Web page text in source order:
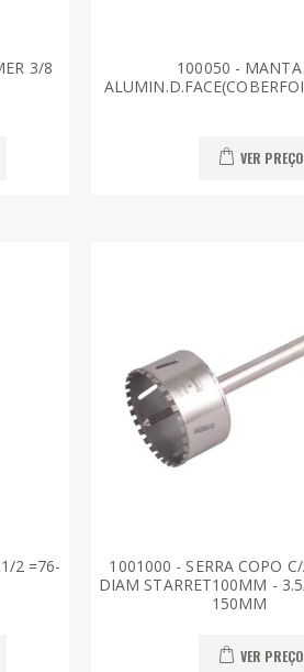
3/8
100050 - MANTA
VER PREÇO
2 =76-
1001000 - SERRA COPO C/
DIAM STARRET100MM -
150MM
VER PREÇO